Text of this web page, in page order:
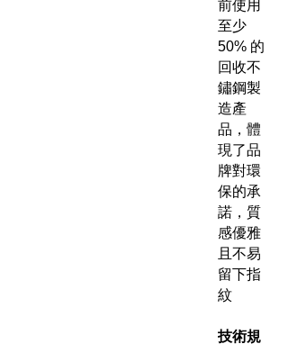
前使用
至少
50% 的
回收不
鏽鋼製
造產
品，體
現了品
牌對環
保的承
諾，質
感優雅
且不易
留下指
紋
技術規